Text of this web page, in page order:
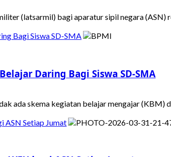
(latsarmil) bagi aparatur sipil negara (ASN)
Bagi Siswa SD-SMA
Daring Bagi Siswa SD-SMA
ada skema kegiatan belajar mengajar (KBM)
ASN Setiap Jumat